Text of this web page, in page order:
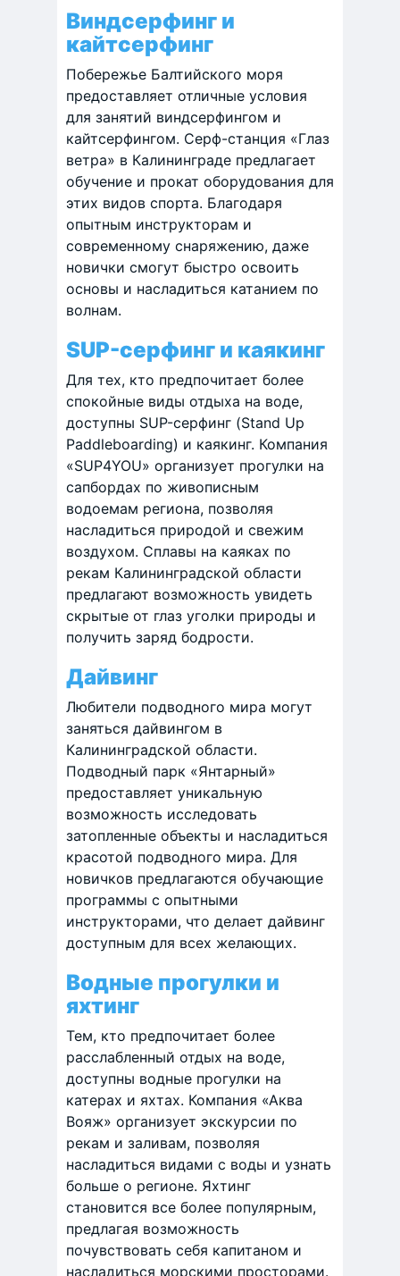
Виндсерфинг и
кайтсерфинг
Побережье Балтийского моря
предоставляет отличные условия
для занятий виндсерфингом и
кайтсерфингом. Серф-станция «Глаз
ветра» в Калининграде предлагает
обучение и прокат оборудования для
этих видов спорта. Благодаря
опытным инструкторам и
современному снаряжению, даже
новички смогут быстро освоить
основы и насладиться катанием по
волнам.
SUP-серфинг и каякинг
Для тех, кто предпочитает более
спокойные виды отдыха на воде,
доступны SUP-серфинг (Stand Up
Paddleboarding) и каякинг. Компания
«SUP4YOU» организует прогулки на
сапбордах по живописным
водоемам региона, позволяя
насладиться природой и свежим
воздухом. Сплавы на каяках по
рекам Калининградской области
предлагают возможность увидеть
скрытые от глаз уголки природы и
получить заряд бодрости. ​
Дайвинг
Любители подводного мира могут
заняться дайвингом в
Калининградской области.
Подводный парк «Янтарный»
предоставляет уникальную
возможность исследовать
затопленные объекты и насладиться
красотой подводного мира. Для
новичков предлагаются обучающие
программы с опытными
инструкторами, что делает дайвинг
доступным для всех желающих. ​
Водные прогулки и
яхтинг
Тем, кто предпочитает более
расслабленный отдых на воде,
доступны водные прогулки на
катерах и яхтах. Компания «Аква
Вояж» организует экскурсии по
рекам и заливам, позволяя
насладиться видами с воды и узнать
больше о регионе. Яхтинг
становится все более популярным,
предлагая возможность
почувствовать себя капитаном и
насладиться морскими просторами. ​